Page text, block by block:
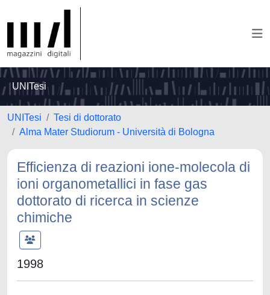
UNITesi
UNITesi
Tesi di dottorato
Alma Mater Studiorum - Università di Bologna
Efficienza di reazioni ione-molecola di
ioni organometallici in fase gas
dottorato di ricerca in scienze
chimiche
1998